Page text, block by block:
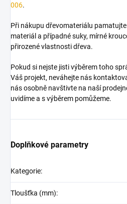
006.
Při nákupu dřevomateriálu
materiál a případné suky, mírné
přirozené vlastnosti dřeva.
Pokud si nejste jisti výběrem toho
Váš projekt, neváhejte nás
nás osobně navštivte na naší
uvidíme a s výběrem pomůžeme.
Doplňkové parametry
Kategorie:
Tloušťka (mm):